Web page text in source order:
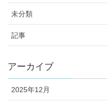
未分類
記事
アーカイブ
2025年12月